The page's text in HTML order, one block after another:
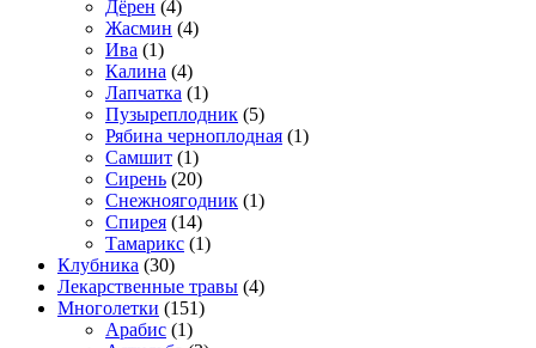
Дёрен (4)
Жасмин (4)
Ива (1)
Калина (4)
Лапчатка (1)
Пузыреплодник (5)
Рябина черноплодная (1)
Самшит (1)
Сирень (20)
Снежноягодник (1)
Спирея (14)
Тамарикс (1)
Клубника (30)
Лекарственные травы (4)
Многолетки (151)
Арабис (1)